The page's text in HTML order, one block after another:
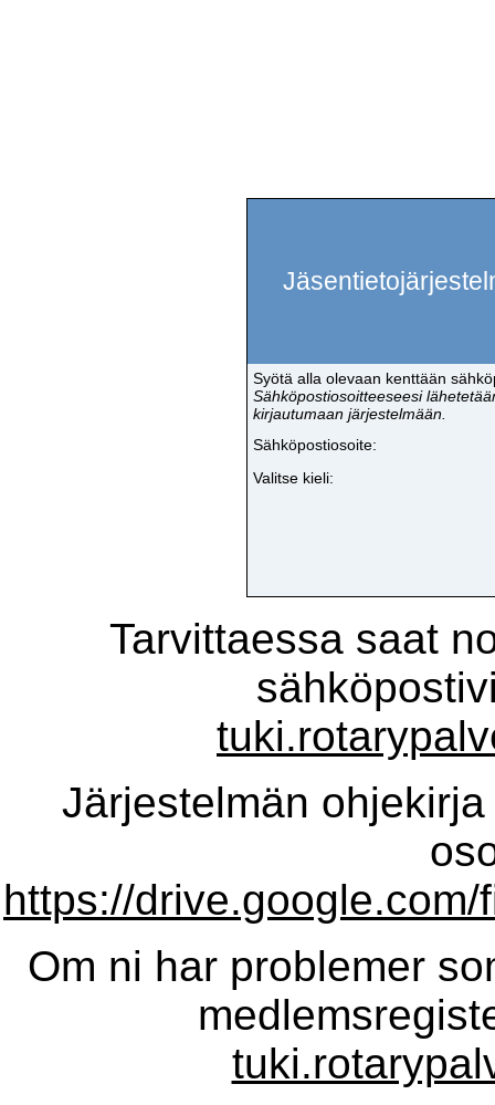
Syötä alla olevaan kenttään
Sähköpostiosoitteeseesi
kirjautumaan järjestelmään.
Sähköpostiosoite:
Valitse kieli:
Tarvittaessa saat
Järjestelmän
https://
Om ni har problemer